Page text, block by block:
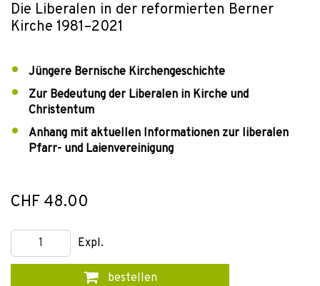
Die Liberalen in der reformierten Berner
Kirche 1981–2021
Jüngere Bernische Kirchengeschichte
Zur Bedeutung der Liberalen in Kirche und
Christentum
Anhang mit aktuellen Informationen zur liberalen
Pfarr- und Laienvereinigung
CHF 48.00
Expl.
bestellen